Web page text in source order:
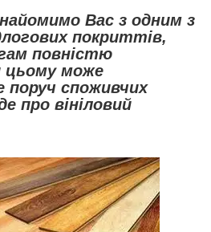
Вас з одним з
покриттів,
повністю
цьому може
споживчих
про вініловий